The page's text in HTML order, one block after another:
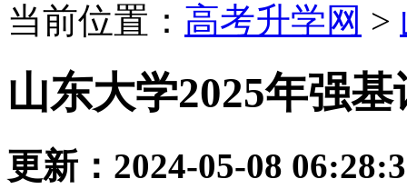
当前位置： 高考升学网 >
山东大学2025年强
更新：2024-05-08